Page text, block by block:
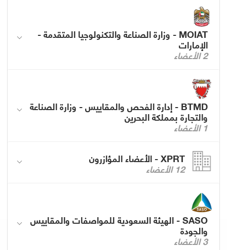
MOIAT - وزارة الصناعة والتكنولوجيا المتقدمة -
الإمارات
2 الأعضاء
BTMD - إدارة الفحص والمقاييس - وزارة الصناعة
والتجارة بمملكة البحرين
1 الأعضاء
XPRT - الأعضاء المؤازرون
12 الأعضاء
SASO - الهيئة السعودية للمواصفات والمقاييس
والجودة
3 الأعضاء